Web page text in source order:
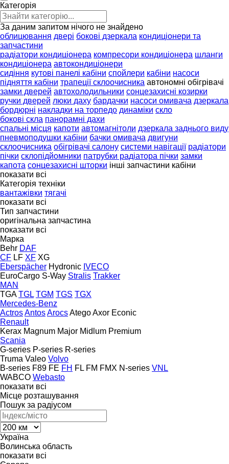
Категорія
За даним запитом нічого не знайдено
облицювання двері бокові дзеркала кондиціонери та
запчастини
радіатори кондиціонера компресори кондиціонера шланги
кондиціонера автокондиціонери
сидіння кутові панелі кабіни спойлери кабіни насоси
підняття кабіни трапеції склоочисника автономні обігрівачі
замки дверей автохолодильники сонцезахисні козирки
ручки дверей люки даху бардачки насоси омивача дзеркала
бордюрні накладки на торпедо динаміки скло
бокові скла панорамні дахи
спальні місця капоти автомагнітоли дзеркала заднього виду
пневмоподушки кабіни бачки омивача двигуни
склоочисника обігрівачі салону системи навігації радіатори
пічки склопідйомники патрубки радіатора пічки замки
капота сонцезахисні шторки інші запчастини кабіни
показати всі
Категорія техніки
вантажівки тягачі
показати всі
Тип запчастини
оригінальна запчастина
показати всі
Марка
Behr DAF
CF LF XF XG
Eberspächer Hydronic IVECO
EuroCargo S-Way Stralis Trakker
MAN
TGA TGL TGM TGS TGX
Mercedes-Benz
ActrosAntosArocsAtegoAxor Econic
Renault
Kerax Magnum Major Midlum Premium
Scania
G-series P-series R-series
Truma Valeo Volvo
B-series F89 FE FH FL FM FMX N-series VNL
WABCO Webasto
показати всі
Місце розташування
Пошук за радіусом
Україна
Волинська область
показати всі